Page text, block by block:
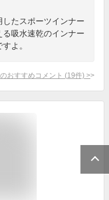
たスポーツインナー
吸水速乾のインナー
よ。
おすすめコメント (19件) >